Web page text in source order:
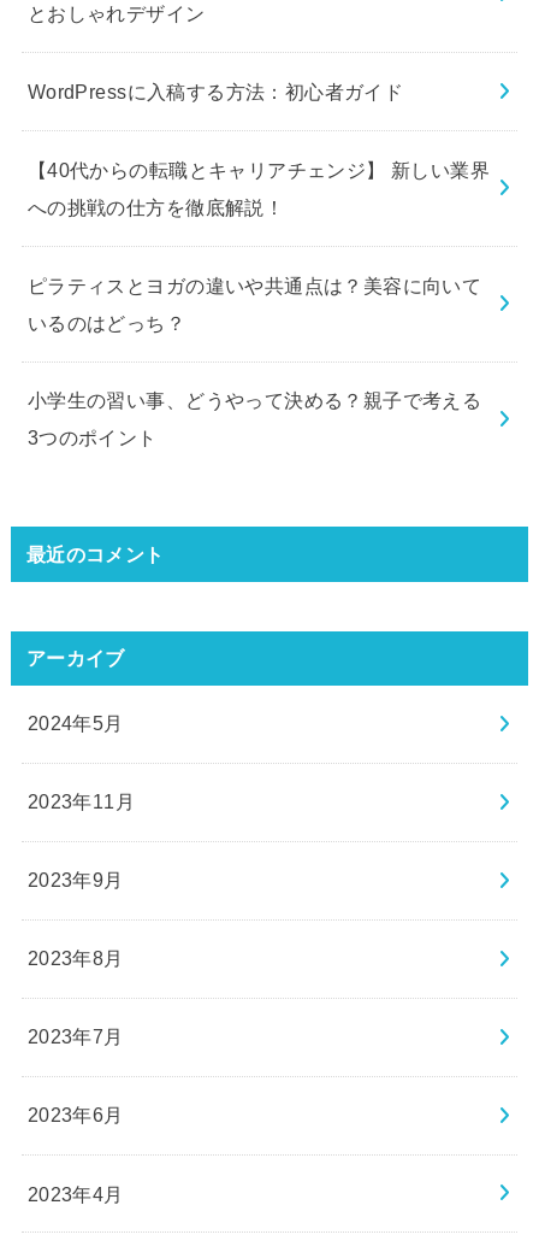
とおしゃれデザイン
WordPressに入稿する方法：初心者ガイド
【40代からの転職とキャリアチェンジ】 新しい業界
への挑戦の仕方を徹底解説！
ピラティスとヨガの違いや共通点は？美容に向いて
いるのはどっち？
小学生の習い事、どうやって決める？親子で考える
3つのポイント
最近のコメント
アーカイブ
2024年5月
2023年11月
2023年9月
2023年8月
2023年7月
2023年6月
2023年4月